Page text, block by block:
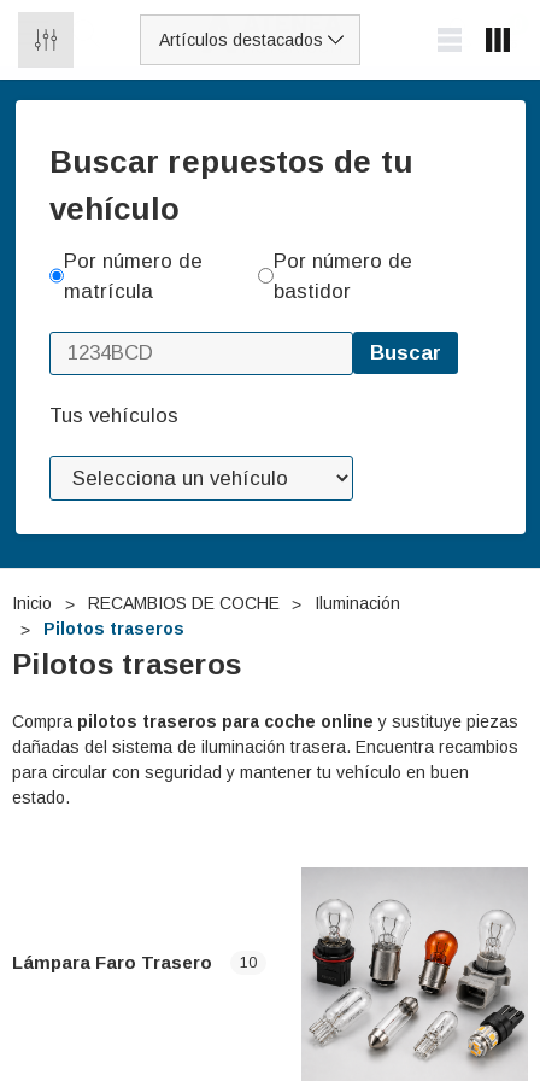
Buscar repuestos de tu
vehículo
Por número de
matrícula
Por número de
bastidor
Buscar
Tus vehículos
Inicio RECAMBIOS DE COCHE
Iluminación
Pilotos traseros
Pilotos traseros
Compra pilotos traseros para coche online y sustituye piezas
dañadas del sistema de iluminación trasera. Encuentra recambios
para circular con seguridad y mantener tu vehículo en buen
estado.
Lámpara Faro Trasero 10